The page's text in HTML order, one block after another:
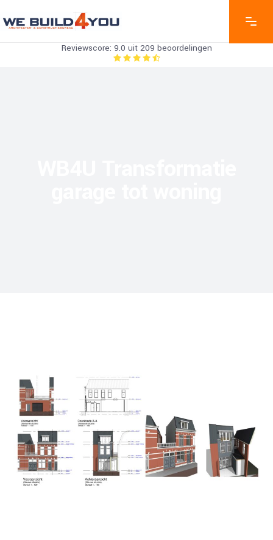
Reviewscore: 9.0 uit 209 beoordelingen